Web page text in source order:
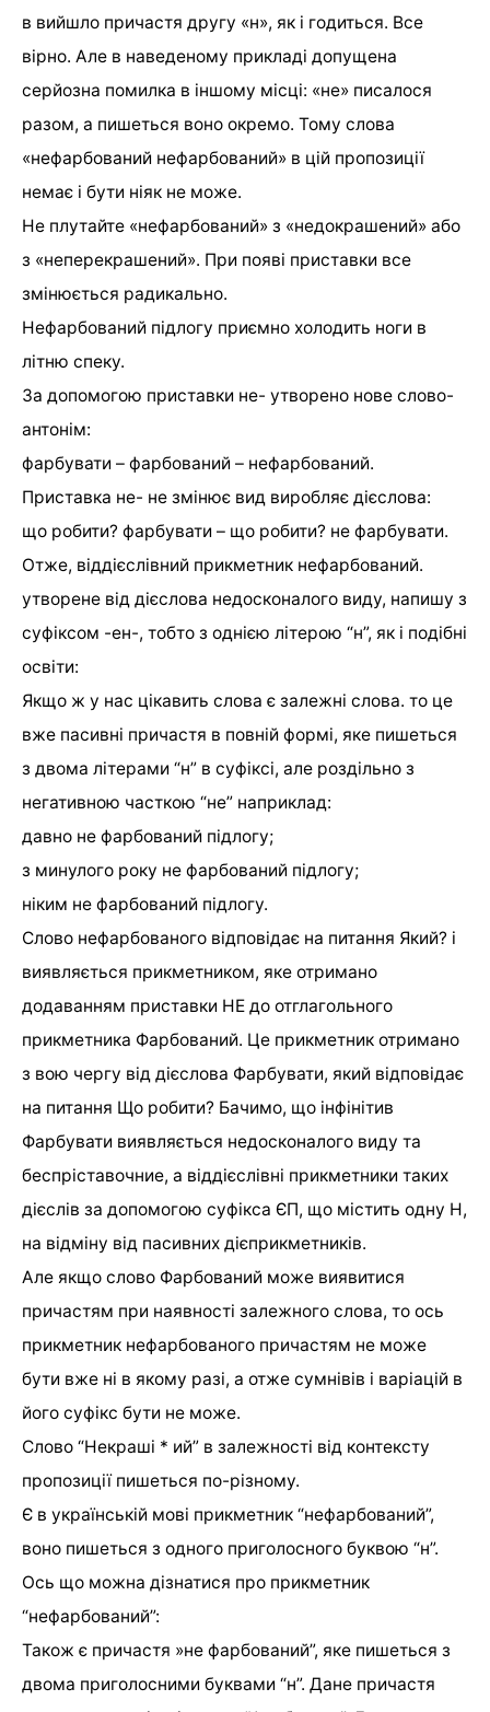
в вийшло причастя другу «н», як і годиться. Все
вірно. Але в наведеному прикладі допущена
серйозна помилка в іншому місці: «не» писалося
разом, а пишеться воно окремо. Тому слова
«нефарбований нефарбований» в цій пропозиції
немає і бути ніяк не може.
Не плутайте «нефарбований» з «недокрашений» або
з «неперекрашений». При появі приставки все
змінюється радикально.
Нефарбований підлогу приємно холодить ноги в
літню спеку.
За допомогою приставки не- утворено нове слово-
антонім:
фарбувати – фарбований – нефарбований.
Приставка не- не змінює вид виробляє дієслова:
що робити? фарбувати – що робити? не фарбувати.
Отже, віддієслівний прикметник нефарбований.
утворене від дієслова недосконалого виду, напишу з
суфіксом -ен-, тобто з однією літерою “н”, як і подібні
освіти:
Якщо ж у нас цікавить слова є залежні слова. то це
вже пасивні причастя в повній формі, яке пишеться
з двома літерами “н” в суфіксі, але роздільно з
негативною часткою “не” наприклад:
давно не фарбований підлогу;
з минулого року не фарбований підлогу;
ніким не фарбований підлогу.
Слово нефарбованого відповідає на питання Який? і
виявляється прикметником, яке отримано
додаванням приставки НЕ до отглагольного
прикметника Фарбований. Це прикметник отримано
з вою чергу від дієслова Фарбувати, який відповідає
на питання Що робити? Бачимо, що інфінітив
Фарбувати виявляється недосконалого виду та
беспріставочние, а віддієслівні прикметники таких
дієслів за допомогою суфікса ЄП, що містить одну Н,
на відміну від пасивних дієприкметників.
Але якщо слово Фарбований може виявитися
причастям при наявності залежного слова, то ось
прикметник нефарбованого причастям не може
бути вже ні в якому разі, а отже сумнівів і варіацій в
його суфікс бути не може.
Слово “Некраші * ий” в залежності від контексту
пропозиції пишеться по-різному.
Є в українській мові прикметник “нефарбований”,
воно пишеться з одного приголосного буквою “н”.
Ось що можна дізнатися про прикметник
“нефарбований”:
Також є причастя »не фарбований”, яке пишеться з
двома приголосними буквами “н”. Дане причастя